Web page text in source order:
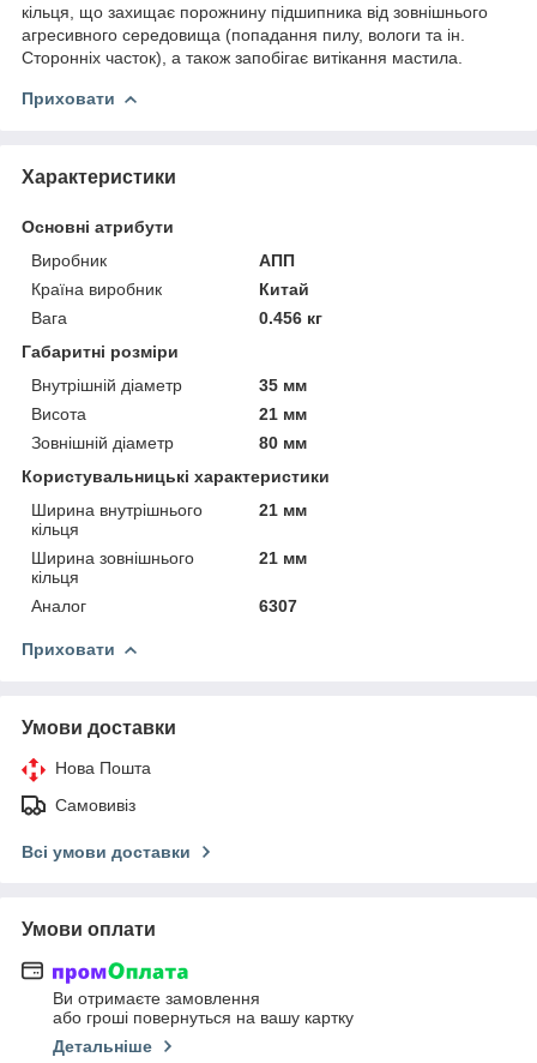
кільця, що захищає порожнину підшипника від зовнішнього
агресивного середовища (попадання пилу, вологи та ін.
Сторонніх часток), а також запобігає витікання мастила.
Приховати
Характеристики
Основні атрибути
Виробник
АПП
Країна виробник
Китай
Вага
0.456 кг
Габаритні розміри
Внутрішній діаметр
35 мм
Висота
21 мм
Зовнішній діаметр
80 мм
Користувальницькі характеристики
Ширина внутрішнього
кільця
21 мм
Ширина зовнішнього
кільця
21 мм
Аналог 6307
Приховати
Умови доставки
Нова Пошта
Самовивіз
Всі умови доставки
Умови оплати
Ви отримаєте замовлення
або гроші повернуться на вашу картку
Детальніше